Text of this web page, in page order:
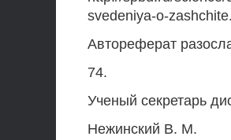
svedeniya-o-
Автореферат
74.
Ученый секретарь
Нежинский В. М.